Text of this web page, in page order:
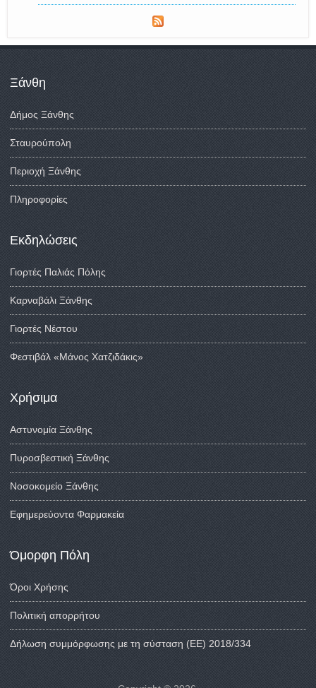
Ξάνθη
Δήμος Ξάνθης
Σταυρούπολη
Περιοχή Ξάνθης
Πληροφορίες
Εκδηλώσεις
Γιορτές Παλιάς Πόλης
Καρναβάλι Ξάνθης
Γιορτές Νέστου
Φεστιβάλ «Μάνος Χατζιδάκις»
Χρήσιμα
Αστυνομία Ξάνθης
Πυροσβεστική Ξάνθης
Νοσοκομείο Ξάνθης
Εφημερεύοντα Φαρμακεία
Όμορφη Πόλη
Όροι Χρήσης
Πολιτική απορρήτου
Δήλωση συμμόρφωσης με τη σύσταση (ΕΕ) 2018/334